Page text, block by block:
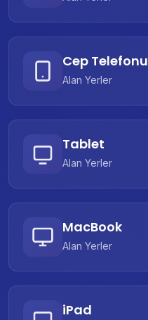
Cep Telefonu
Alan Yerler
Tablet
Alan Yerler
MacBook
Alan Yerler
iPad